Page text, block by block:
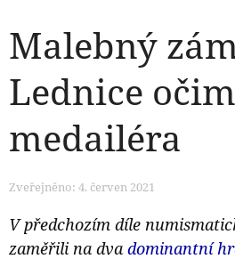
Malebný
Lednice
medailéra
Zveřejněno: 4. červen 2021
V předchozím díle
zaměřili na dvadominantní